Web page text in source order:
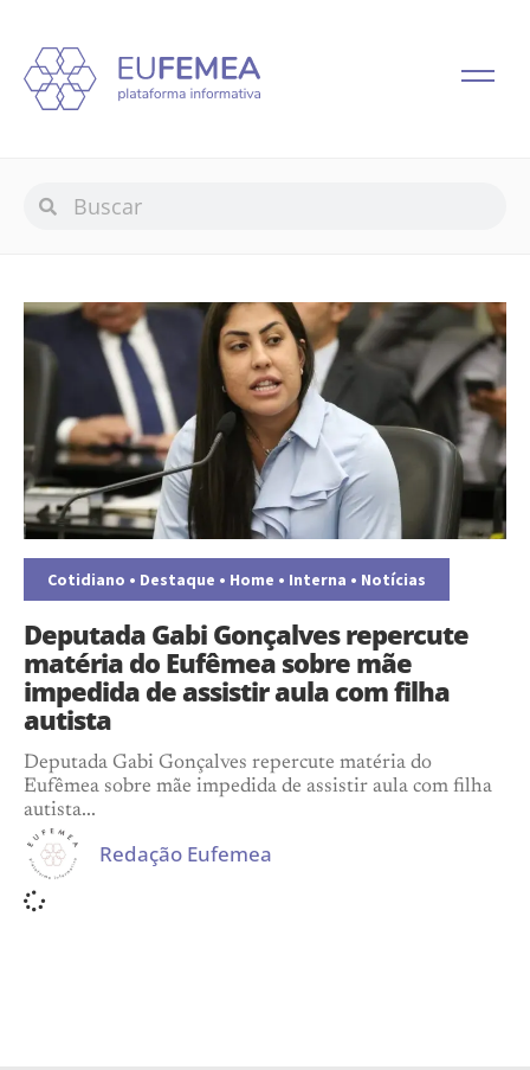
Cotidiano • Destaque • Home • Interna • Notícias
Deputada Gabi Gonçalves repercute
matéria do Eufêmea sobre mãe
impedida de assistir aula com filha
autista
Deputada Gabi Gonçalves repercute matéria do
Eufêmea sobre mãe impedida de assistir aula com filha
autista...
Redação Eufemea